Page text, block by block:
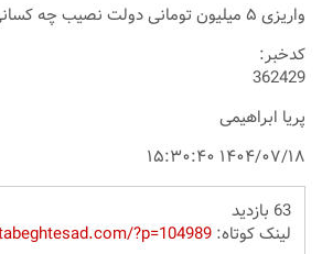
واریزی ۵ میلیون تومانی دولت نصیب چه کسانی شد ؟
کدخبر:
362429
پریا ابراهیمی
۱۴۰۴/۰۷/۱۸ ۱۵:۳۰:۴۰
63 بازدید
لینک کوتاه:?p=104989